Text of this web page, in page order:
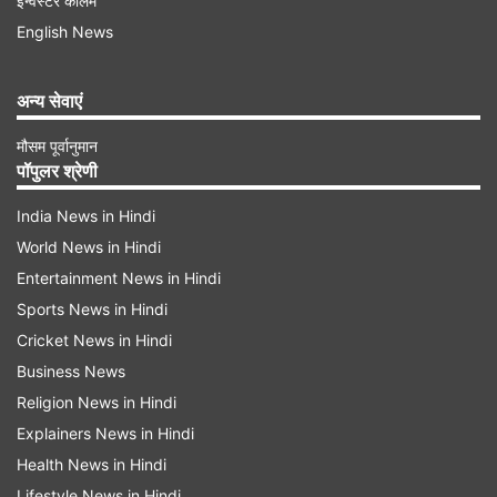
नही। मुंबई पुलिस की अन्य टीमें भी कुछ अन्य राज्यों में मामले
है कि आरोपी सैफ के फ्लैट में कैसे घुसा। पुलिस महाराष्ट्र के
साथ ही अन्य राज्यों में भी आरोपी की तलाश कर रही है।
English News
अन्य सेवाएं
मौसम पूर्वानुमान
पॉपुलर श्रेणी
India News in Hindi
World News in Hindi
Entertainment News in Hindi
Sports News in Hindi
Cricket News in Hindi
Business News
Religion News in Hindi
Explainers News in Hindi
Health News in Hindi